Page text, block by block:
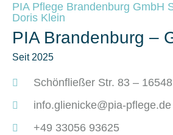
PIA Pflege Brandenburg GmbH
Doris Klein
PIA Brandenburg –
Seit 2025
Schönfließer Str. 83 –
info.glienicke@pia-pflege.de
+49 33056 93625